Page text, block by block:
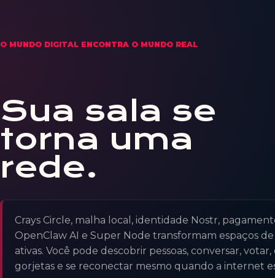
O MUNDO DIGITAL ENCONTRA O MUNDO REAL
Sua sala se
torna uma
rede.
Crays Circle, malha local, identidade Nostr,
OpenClaw AI e Super Node transformam espaços
ativas. Você pode descobrir pessoas, conversar,
gorjetas e se reconectar mesmo quando a internet